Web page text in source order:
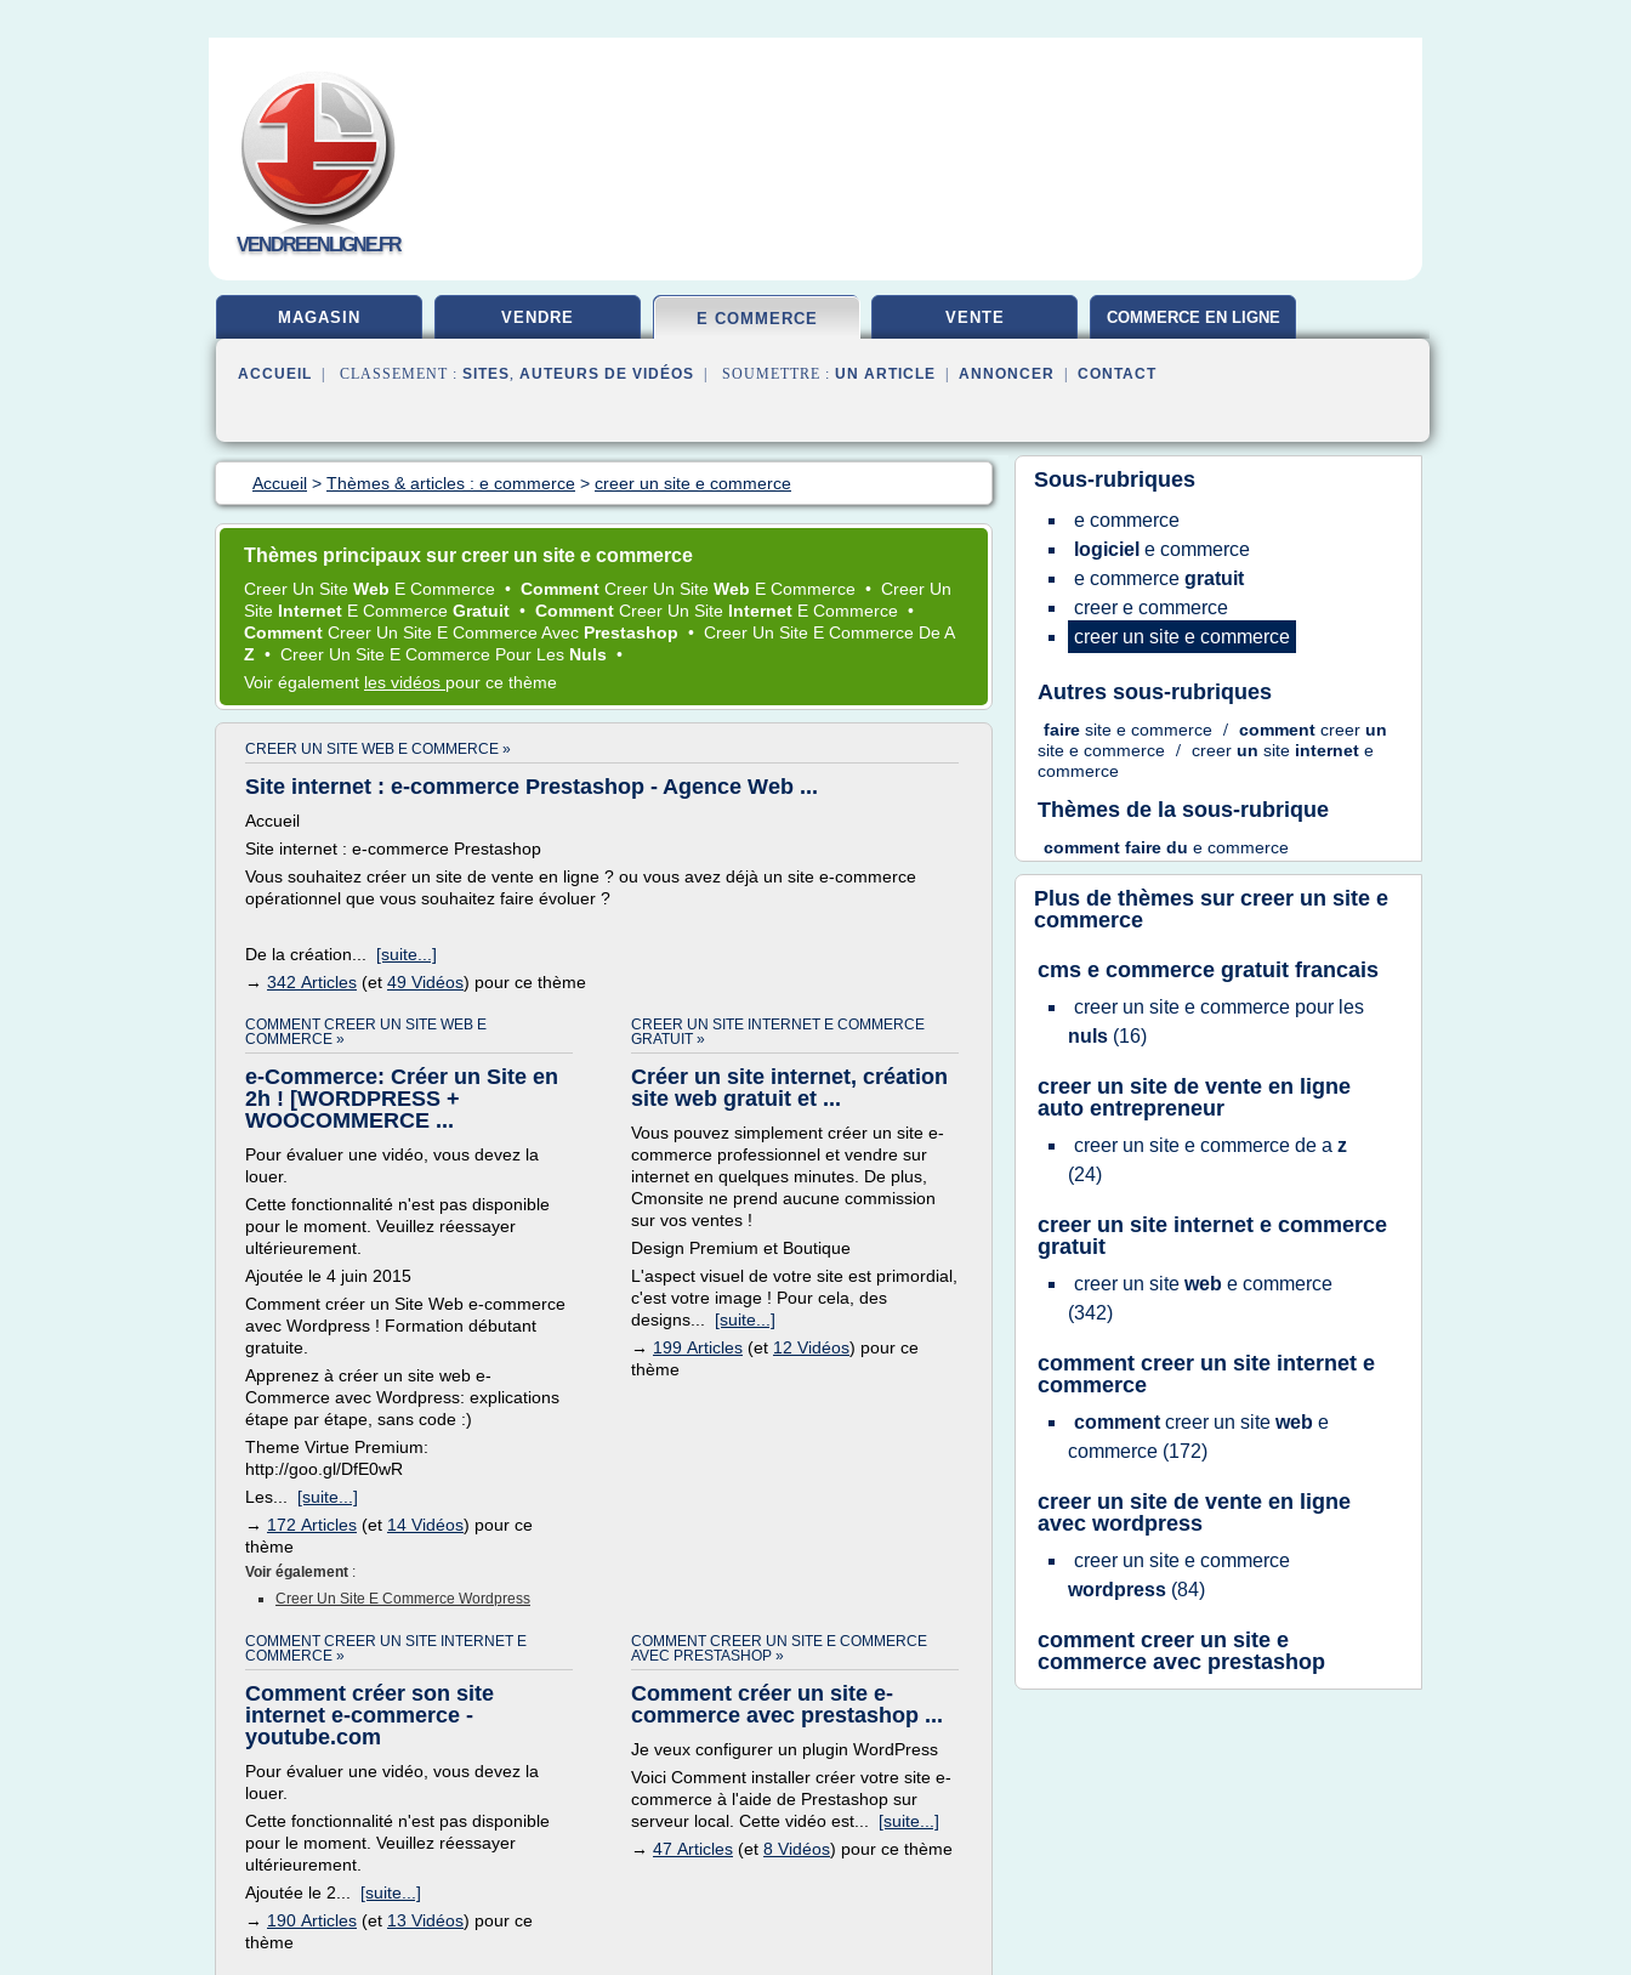
VENDREENLIGNE.FR
MAGASIN VENDRE E COMMERCE VENTE COMMERCE EN LIGNE
ACCUEIL | CLASSEMENT : SITES, AUTEURS DE VIDÉOS | SOUMETTRE : UN ARTICLE ANNONCER CONTACT
Accueil > Thèmes & articles : e commerce > creer un site e commerce
Thèmes principaux sur creer un site e commerce
Creer Un Site Web E Commerce • Comment Creer Un Site Web E Commerce • Creer Un
Site Internet E Commerce Gratuit • Comment Creer Un Site Internet E Commerce •
Comment Creer Un Site E CommerceAvec Prestashop • Creer Un Site E Commerce De A
Z • Creer Un Site E Commerce Pour Les Nuls •
Voir également les vidéos pour ce thème
CREER UN SITE WEB E COMMERCE »
Site internet : e-commerce Prestashop - Agence Web ...
Accueil
Site internet : e-commerce Prestashop
Vous souhaitez créer un site de vente en ligne ? ou vous avez déjà un site e-commerce
opérationnel que vous souhaitez faire évoluer ?
De la création... [suite...]
→ 342 Articles (et 49 Vidéos) pour ce thème
COMMENT CREER UN SITE WEB E
COMMERCE »
e-Commerce: Créer un Site en
2h ! [WORDPRESS +
WOOCOMMERCE ...
Pour évaluer une vidéo, vous devez la
louer.
Cette fonctionnalité n'est pas disponible
pour le moment. Veuillez réessayer
ultérieurement.
Ajoutée le 4 juin 2015
Comment créer un Site Web e-commerce
avec Wordpress ! Formation débutant
gratuite.
Apprenez à créer un site web e-
Commerce avec Wordpress: explications
étape par étape, sans code :)
Theme Virtue Premium:
http://goo.gl/DfE0wR
Les... [suite...]
→ 172 Articles (et 14 Vidéos) pour ce
thème
Voir également :
Creer Un Site E Commerce Wordpress
CREER UN SITE INTERNET E COMMERCE
GRATUIT »
Créer un site internet, création
site web gratuit et ...
Vous pouvez simplement créer un site e-
commerce professionnel et vendre sur
internet en quelques minutes. De plus,
Cmonsite ne prend aucune commission
sur vos ventes !
Design Premium et Boutique
L'aspect visuel de votre site est primordial,
c'est votre image ! Pour cela, des
designs... [suite...]
→ 199 Articles (et 12 Vidéos) pour ce
thème
COMMENT CREER UN SITE INTERNET E
COMMERCE »
Comment créer son site
internet e-commerce -
youtube.com
Pour évaluer une vidéo, vous devez la
louer.
Cette fonctionnalité n'est pas disponible
pour le moment. Veuillez réessayer
ultérieurement.
Ajoutée le 2... [suite...]
→ 190 Articles (et 13 Vidéos) pour ce
thème
COMMENT CREER UN SITE E COMMERCE
AVEC PRESTASHOP »
Comment créer un site e-
commerce avec prestashop ...
Je veux configurer un plugin WordPress
Voici Comment installer créer votre site e-
commerce à l'aide de Prestashop sur
serveur local. Cette vidéo est... [suite...]
→ 47 Articles (et 8 Vidéos) pour ce thème
Sous-rubriques
e commerce
logiciel e commerce
e commerce gratuit
creer e commerce
creer un site e commerce
Autres sous-rubriques
faire site e commerce / comment creer un
site e commerce / creer un site internet e
commerce
Thèmes de la sous-rubrique
comment faire du e commerce
Plus de thèmes sur creer un site e
commerce
cms e commerce gratuit francais
creer un site e commerce pour les
nuls (16)
creer un site de vente en ligne
auto entrepreneur
creer un site e commerce de a z
(24)
creer un site internet e commerce
gratuit
creer un site web e commerce
(342)
comment creer un site internet e
commerce
comment creer un site web e
commerce (172)
creer un site de vente en ligne
avec wordpress
creer un site e commerce
wordpress (84)
comment creer un site e
commerce avec prestashop